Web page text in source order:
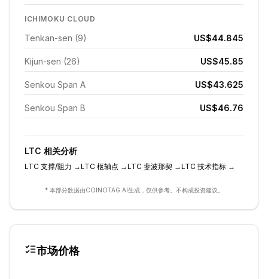
ICHIMOKU CLOUD
Tenkan-sen (9) US$44.845
Kijun-sen (26) US$45.85
Senkou Span A US$43.625
Senkou Span B US$46.76
LTC 相关分析
LTC 支撑/阻力 →LTC 枢轴点 →LTC 斐波那契 →LTC 技术指标 →
* 本部分数据由COINOTAG AI生成，仅供参考。不构成投资建议。
市场价格